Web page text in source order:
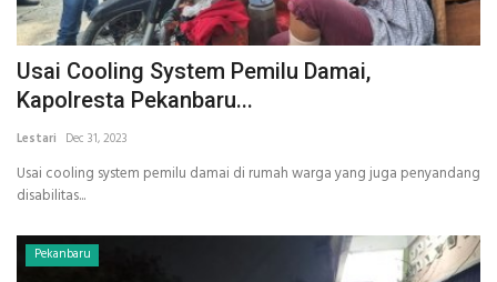
Usai Cooling System Pemilu Damai,
Kapolresta Pekanbaru...
Lestari Dec 31, 2023
Usai cooling system pemilu damai di rumah warga yang juga penyandang
disabilitas...
Pekanbaru